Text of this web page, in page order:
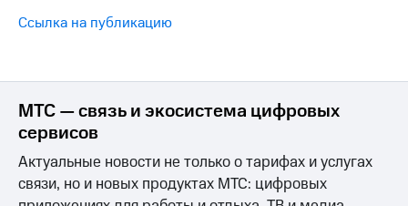
Ссылка на публикацию
МТС — связь и экосистема цифровых
сервисов
Актуальные новости не только о тарифах и услугах
связи, но и новых продуктах МТС: цифровых